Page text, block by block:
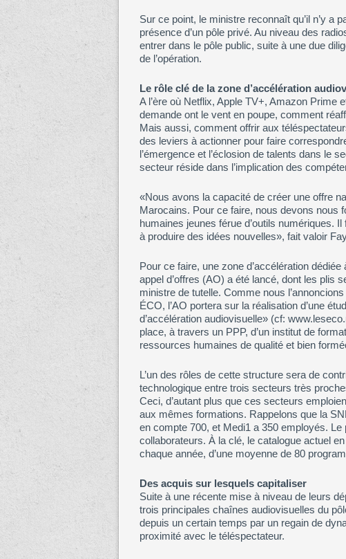
Sur ce point, le ministre reconnaît qu’il n’y a
présence d’un pôle privé. Au niveau des
entrer dans le pôle public, suite à une due
de l’opération.
Le rôle clé de la zone d’accélération
A l’ère où Netflix, Apple TV+, Amazon Prime
demande ont le vent en poupe, comment
Mais aussi, comment offrir aux
des leviers à actionner pour faire
l’émergence et l’éclosion de talents dans le
secteur réside dans l’implication des
«Nous avons la capacité de créer une offre
Marocains. Pour ce faire, nous devons nous
humaines jeunes férue d’outils numériques.
à produire des idées nouvelles», fait valoir
Pour ce faire, une zone d’accélération
appel d’offres (AO) a été lancé, dont les plis
ministre de tutelle. Comme nous
ÉCO, l’AO portera sur la réalisation d’une
d’accélération audiovisuelle» (cf:
place, à travers un PPP, d’un institut de
ressources humaines de qualité et bien
L’un des rôles de cette structure sera de
technologique entre trois secteurs très
Ceci, d’autant plus que ces secteurs
aux mêmes formations. Rappelons que la
en compte 700, et Medi1 a 350 employés.
collaborateurs. À la clé, le catalogue actuel
chaque année, d’une moyenne de 80
Des acquis sur lesquels capitaliser
Suite à une récente mise à niveau de leurs
trois principales chaînes audiovisuelles du
depuis un certain temps par un regain de
proximité avec le téléspectateur.